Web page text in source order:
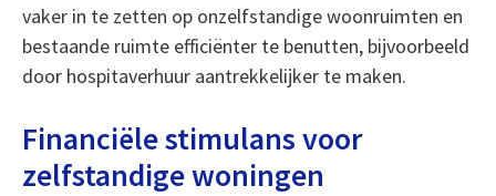
vaker in te zetten op onzelfstandige woonruimten en
bestaande ruimte efficiënter te benutten, bijvoorbeeld
door hospitaverhuur aantrekkelijker te maken.
Financiële stimulans voor
zelfstandige woningen